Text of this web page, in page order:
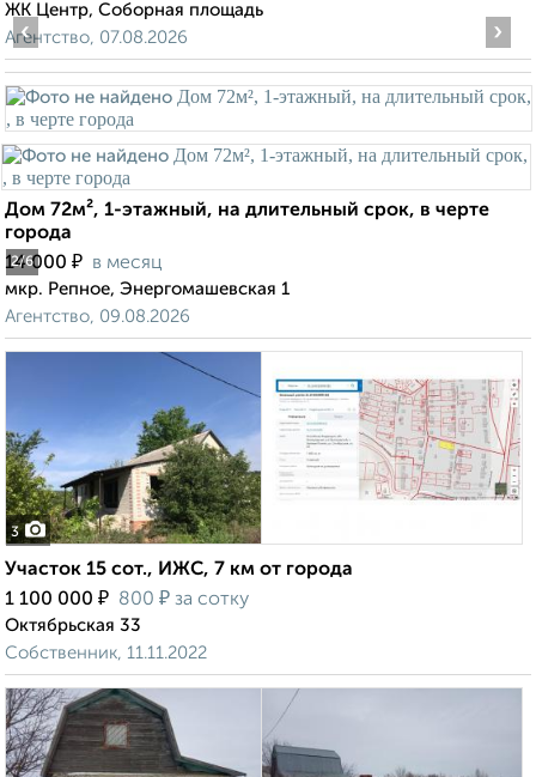
ЖК Центр, Соборная площадь
Агентство, 07.08.2026
2/6
‹ ›
Дом 72м², 1-этажный, на длительный срок, в черте
города
14 000 ₽ в месяц
мкр. Репное, Энергомашевская 1
Агентство, 09.08.2026
3
Участок 15 сот., ИЖС, 7 км от города
1 100 000 ₽ 800 ₽ за сотку
Октябрьская 33
Собственник, 11.11.2022